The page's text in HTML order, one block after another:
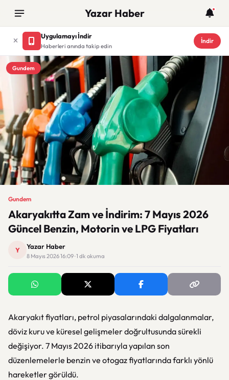
Yazar Haber
Uygulamayı İndir
Haberleri anında takip edin
İndir
Gundem
Gundem
Akaryakıtta Zam ve İndirim: 7 Mayıs 2026
Güncel Benzin, Motorin ve LPG Fiyatları
Y Yazar Haber
8 Mayıs 2026 16:09 · 1 dk okuma
Akaryakıt fiyatları, petrol piyasalarındaki dalgalanmalar,
döviz kuru ve küresel gelişmeler doğrultusunda sürekli
değişiyor. 7 Mayıs 2026 itibarıyla yapılan son
düzenlemelerle benzin ve otogaz fiyatlarında farklı yönlü
hareketler görüldü.